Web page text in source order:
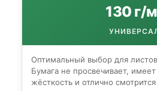
130 г/
Оптимальный выбор для
Бумага не просвечивает,
жёсткость и отлично